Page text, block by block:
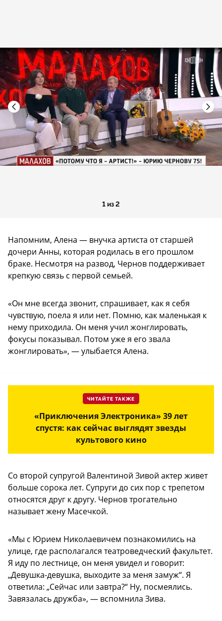
1 из 2
Напомним, Алена — внучка артиста от старшей
дочери Анны, которая родилась в его прошлом
браке. Несмотря на развод, Чернов поддерживает
крепкую связь с первой семьей.
«Он мне всегда звонит, спрашивает, как я себя
чувствую, поела я или нет. Помню, как маленькая к
нему приходила. Он меня учил жонглировать,
фокусы показывал. Потом уже я его звала
жонглировать», — улыбается Алена.
ЧИТАЙТЕ ТАКЖЕ
«Приключения Электроника» 39 лет
спустя: как сейчас выглядят звезды
культового кино
Со второй супругой Валентиной Зивой актер живет
больше сорока лет. Супруги до сих пор с трепетом
относятся друг к другу. Чернов трогательно
называет жену Масечкой.
«Мы с Юрием Николаевичем познакомились на
улице, где располагался театроведческий факультет.
Я иду по лестнице, он меня увидел и говорит:
„Девушка-девушка, выходите за меня замуж“. Я
ответила: „Сейчас или завтра?“ Ну, посмеялись.
Завязалась дружба», — вспомнила Зива.